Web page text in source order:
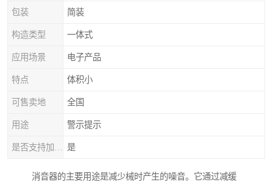
包装 简装
构造类型 一体式
应用场景 电子产品
特点 体积小
可售卖地 全国
用途 警示提示
是
消音器的主要用途是减少械时产生的噪音。它通过减缓